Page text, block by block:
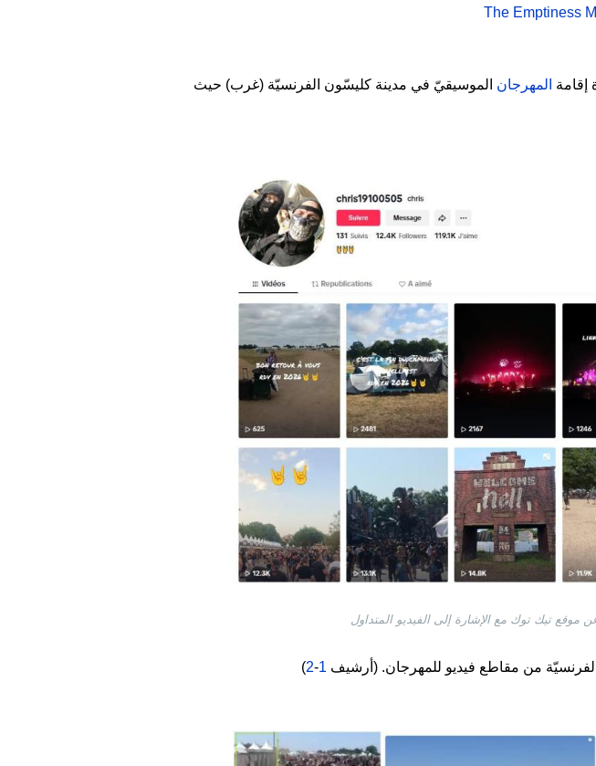
المهرجان الموسيقيّ في مدينة كليسّون الفرنسيّة (غرب) حيث
الفرنسيّة من مقاطع فيديو للمهرجان. (أرشيف 1
-
2
)